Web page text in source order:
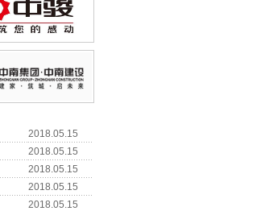
2018.05.15
2018.05.15
2018.05.15
2018.05.15
2018.05.15